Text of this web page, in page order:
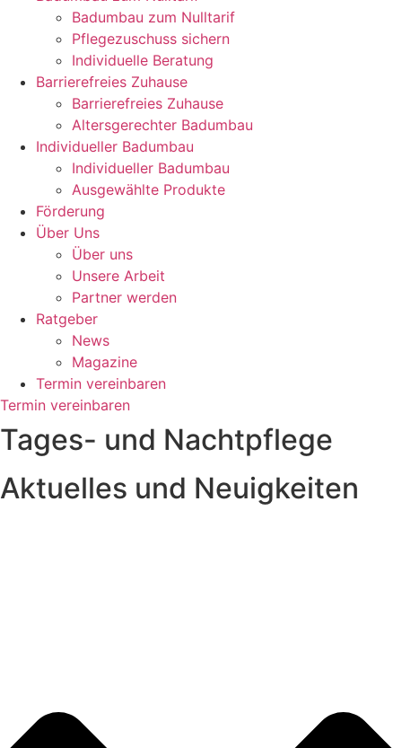
Badumbau zum Nulltarif
Pflegezuschuss sichern
Individuelle Beratung
Barrierefreies Zuhause
Barrierefreies Zuhause
Altersgerechter Badumbau
Individueller Badumbau
Individueller Badumbau
Ausgewählte Produkte
Förderung
Über Uns
Über uns
Unsere Arbeit
Partner werden
Ratgeber
News
Magazine
Termin vereinbaren
Termin vereinbaren
Tages- und Nachtpflege
Aktuelles und Neuigkeiten